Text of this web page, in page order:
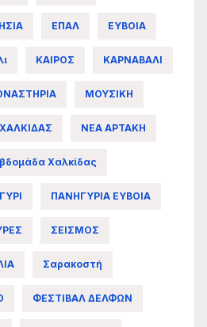
ΕΠΑΛ ΕΥΒΟΙΑ
ΚΑΙΡΟΣ ΚΑΡΝΑΒΑΛΙ
ΜΟΥΣΙΚΗ
ΝΕΑ ΑΡΤΑΚΗ
Χαλκίδας
ΠΑΝΗΓΥΡΙΑ ΕΥΒΟΙΑ
ΣΕΙΣΜΟΣ
Σαρακοστή
ΦΕΣΤΙΒΑΛ ΔΕΛΦΩΝ